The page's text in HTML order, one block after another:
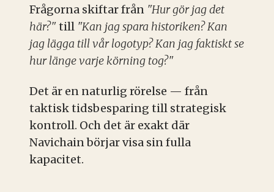
Frågorna skiftar från "Hur gör jag det
här?"till "Kan jag spara historiken? Kan
jag lägga till vår logotyp? Kan jag faktiskt se
hur länge varje körning tog?"
Det är en naturlig rörelse — från
taktisk tidsbesparing till strategisk
kontroll. Och det är exakt där
Navichain börjar visa sin fulla
kapacitet.